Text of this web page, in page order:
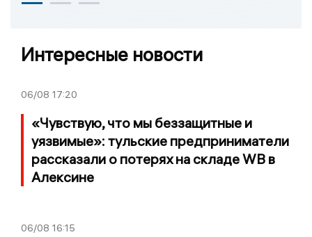
Интересные новости
06/08 17:20
«Чувствую, что мы беззащитные и
уязвимые»: тульские предприниматели
рассказали о потерях на складе WB в
Алексине
06/08 16:15